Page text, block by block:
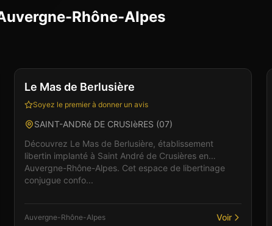
Rhône-Alpes
Le Mas de Berlusière
Soyez le premier à donner un avis
SAINT-ANDRé DE CRUSIèRES (07)
Découvrez Le Mas de Berlusière, établissement
libertin implanté à Saint André de Crusières en
Auvergne-Rhône-Alpes. Cet espace de libertinage
conjugue confo...
Auvergne-Rhône-Alpes Voir